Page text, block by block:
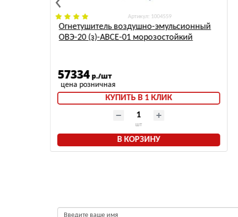
: 1004559
Огнетушитель воздушно-эмульсионный
ОВЭ-20 (з)-АВСЕ-01 морозостойкий
57334 р./шт
КУПИТЬ В 1 КЛИК
шт
В КОРЗИНУ